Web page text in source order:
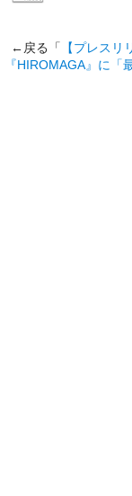
←戻る「 【プレスリ
『HIROMAGA』に「